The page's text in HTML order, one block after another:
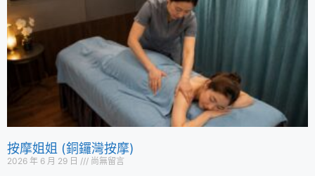
按摩姐姐 (銅鑼灣按摩)
2026 年 6 月 29 日 尚無留言